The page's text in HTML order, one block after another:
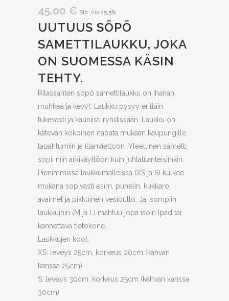
45.00 € Sis. Alv 25,5%
UUTUUS SÖPÖ
SAMETTILAUKKU, JOKA
ON SUOMESSA KÄSIN
TEHTY.
Rilassanten söpö samettilaukku on ihanan
muhkea ja kevyt. Laukku pysyy erittäin
tukevasti ja kauniisti ryhdissään. Laukku on
kätevän kokoinen napata mukaan kaupungille,
tapahtumiin ja illanviettoon. Yleellinen sametti
sopii niin arkikäyttöön kuin juhlatilanteisiinkin.
Pienimmissä laukkumalleissa (XS ja S) kulkee
mukana sopivasti esim. puhelin, kukkaro,
avaimet ja pikkuinen vesipullo. Ja isompiin
laukkuihin (M ja L) mahtuu jopa isoin Ipad tai
kannettava tietokone.
Laukkujen koot:
XS: leveys 25cm, korkeus 20cm (kahvan
kanssa 25cm)
S: leveys 30cm, korkeus 25cm (kahvan kanssa
30cm)